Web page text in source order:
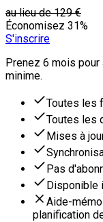
au lieu de 129 €
Économisez 31%
S'inscrire
Prenez 6 mois pour
minime.
Toutes les
Toutes les
Mises à
Pas
Disponible
Aide-
planification